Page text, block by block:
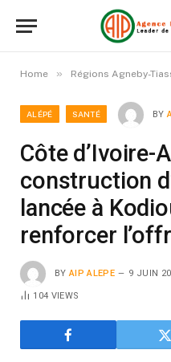
Home » Régions Agneby-
ALÉPÉ SANTÉ BY
Côte d’Ivoire-
construction
lancée à
renforcer
BY AIP ALEPE 9 JUIN
104 VIEWS